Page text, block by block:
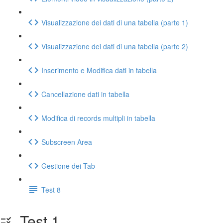
Visualizzazione dei dati di una tabella (parte 1)
Visualizzazione dei dati di una tabella (parte 2)
Inserimento e Modifica dati in tabella
Cancellazione dati in tabella
Modifica di records multipli in tabella
Subscreen Area
Gestione dei Tab
Test 8